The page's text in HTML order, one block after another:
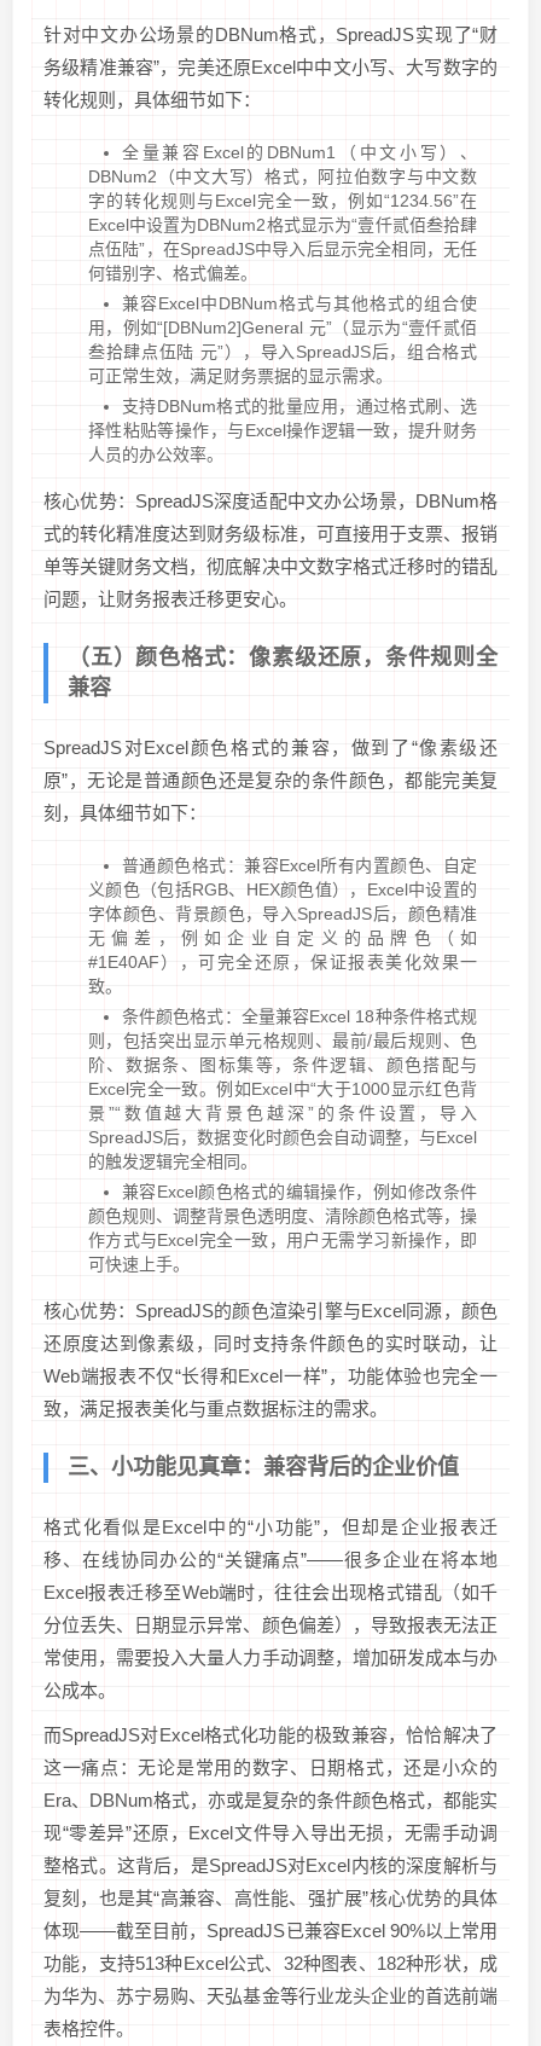
针对中文办公场景的DBNum格式，SpreadJS实现了“财
务级精准兼容”，完美还原Excel中中文小写、大写数字的
转化规则，具体细节如下：
全量兼容Excel的DBNum1（中文小写）、
DBNum2（中文大写）格式，阿拉伯数字与中文数
字的转化规则与Excel完全一致，例如“1234.56”在
Excel中设置为DBNum2格式显示为“壹仟贰佰叁拾肆
点伍陆”，在SpreadJS中导入后显示完全相同，无任
何错别字、格式偏差。
兼容Excel中DBNum格式与其他格式的组合使
用，例如“[DBNum2]General 元”（显示为“壹仟贰佰
叁拾肆点伍陆 元”），导入SpreadJS后，组合格式
可正常生效，满足财务票据的显示需求。
支持DBNum格式的批量应用，通过格式刷、选
择性粘贴等操作，与Excel操作逻辑一致，提升财务
人员的办公效率。
核心优势：SpreadJS深度适配中文办公场景，DBNum格
式的转化精准度达到财务级标准，可直接用于支票、报销
单等关键财务文档，彻底解决中文数字格式迁移时的错乱
问题，让财务报表迁移更安心。
（五）颜色格式：像素级还原，条件规则全
兼容
SpreadJS对Excel颜色格式的兼容，做到了“像素级还
原”，无论是普通颜色还是复杂的条件颜色，都能完美复
刻，具体细节如下：
普通颜色格式：兼容Excel所有内置颜色、自定
义颜色（包括RGB、HEX颜色值），Excel中设置的
字体颜色、背景颜色，导入SpreadJS后，颜色精准
无偏差，例如企业自定义的品牌色（如
#1E40AF），可完全还原，保证报表美化效果一
致。
条件颜色格式：全量兼容Excel 18种条件格式规
则，包括突出显示单元格规则、最前/最后规则、色
阶、数据条、图标集等，条件逻辑、颜色搭配与
Excel完全一致。例如Excel中“大于1000显示红色背
景”“数值越大背景色越深”的条件设置，导入
SpreadJS后，数据变化时颜色会自动调整，与Excel
的触发逻辑完全相同。
兼容Excel颜色格式的编辑操作，例如修改条件
颜色规则、调整背景色透明度、清除颜色格式等，操
作方式与Excel完全一致，用户无需学习新操作，即
可快速上手。
核心优势：SpreadJS的颜色渲染引擎与Excel同源，颜色
还原度达到像素级，同时支持条件颜色的实时联动，让
Web端报表不仅“长得和Excel一样”，功能体验也完全一
致，满足报表美化与重点数据标注的需求。
三、小功能见真章：兼容背后的企业价值
格式化看似是Excel中的“小功能”，但却是企业报表迁
移、在线协同办公的“关键痛点”——很多企业在将本地
Excel报表迁移至Web端时，往往会出现格式错乱（如千
分位丢失、日期显示异常、颜色偏差），导致报表无法正
常使用，需要投入大量人力手动调整，增加研发成本与办
公成本。
而SpreadJS对Excel格式化功能的极致兼容，恰恰解决了
这一痛点：无论是常用的数字、日期格式，还是小众的
Era、DBNum格式，亦或是复杂的条件颜色格式，都能实
现“零差异”还原，Excel文件导入导出无损，无需手动调
整格式。这背后，是SpreadJS对Excel内核的深度解析与
复刻，也是其“高兼容、高性能、强扩展”核心优势的具体
体现——截至目前，SpreadJS已兼容Excel 90%以上常用
功能，支持513种Excel公式、32种图表、182种形状，成
为华为、苏宁易购、天弘基金等行业龙头企业的首选前端
表格控件。